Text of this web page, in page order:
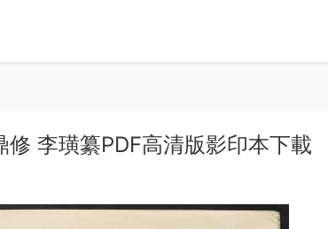
李璜纂PDF高清版影印本下載